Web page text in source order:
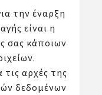
την έναρξη
είναι η
σας κάποιων
αρχές της
δεδομένων